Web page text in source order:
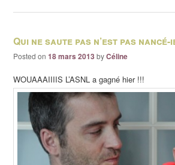
Qui ne saute pas n’est pas nancé-
Posted on18 mars 2013 byCéline
WOUAAAIIIIS L’ASNL a gagné hier !!!